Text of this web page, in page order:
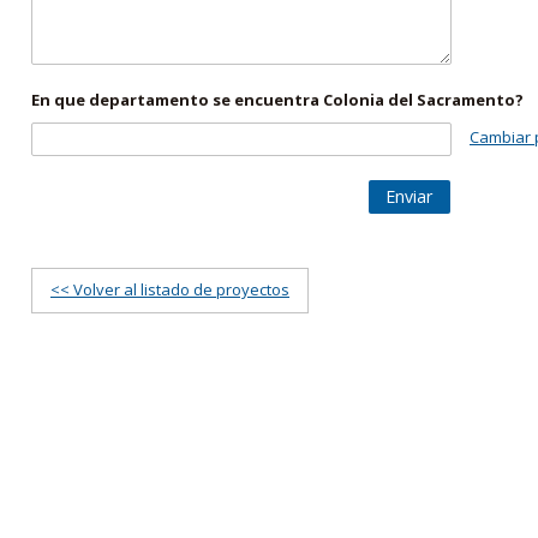
En que departamento se encuentra Colonia del Sacramento?
Cambiar
Enviar
<< Volver al listado de proyectos